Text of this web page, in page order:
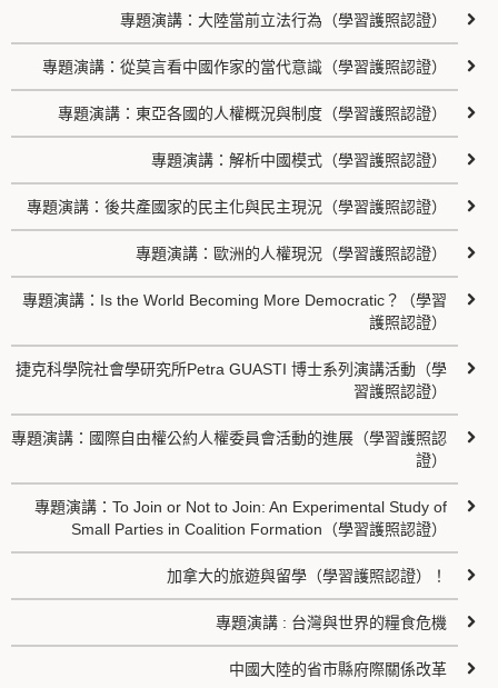
專題演講：大陸當前立法行為（學習護照認證）
專題演講：從莫言看中國作家的當代意識（學習護照認證）
專題演講：東亞各國的人權概況與制度（學習護照認證）
專題演講：解析中國模式（學習護照認證）
專題演講：後共產國家的民主化與民主現況（學習護照認證）
專題演講：歐洲的人權現況（學習護照認證）
專題演講：Is the World Becoming More Democratic？（學習
護照認證）
捷克科學院社會學研究所Petra GUASTI 博士系列演講活動（學
習護照認證）
專題演講：國際自由權公約人權委員會活動的進展（學習護照認
證）
專題演講：To Join or Not to Join: An Experimental Study of
Small Parties in Coalition Formation（學習護照認證）
加拿大的旅遊與留學（學習護照認證）！
專題演講 : 台灣與世界的糧食危機
中國大陸的省市縣府際關係改革